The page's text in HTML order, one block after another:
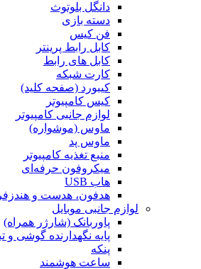
دانگل بلوتوث
دسته بازی
فن کیس
کابل رابط پرینتر
کابل های رابط
کارت شبکه
کیبورد (صفحه کلید)
کیس کامپیوتر
لوازم جانبی کامپیوتر
ماوس (موشواره)
ماوس پد
منبع تغذیه کامپیوتر
میکروفون حرفه‌ای
هاب USB
هدفون، هدست و
لوازم جانبی موبایل
پاوربانک (شارژر همراه)
پایه نگهدارنده گوشی و
پنکه
ساعت هوشمند